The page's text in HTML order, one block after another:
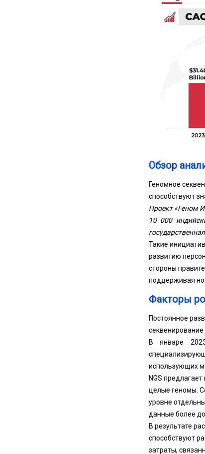
Обзор
Геномное
способствуют
Проект «Геном
10 000
Такие
развитию
стороны
поддерживая
Факторы
Постоянное
В январе
использующих
NGS
целые геномы.
уровне
данные более
В результате
способствуют
затраты,